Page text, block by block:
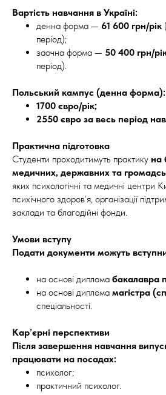
Вартість навчання в Україні:
денна форма — 61 600 грн/рік
період);
заочна форма — 50 400 грн/
період).
Польський кампус (денна форма):
1700 євро/рік;
2550 євро за весь період
Практична підготовка
Студенти проходитимуть практику на
медичних, державних та
яких психологічні та медичні центри
психічного здоров’я, організації
заклади та благодійні фонди.
Умови вступу
Подати документи можуть
на основі диплома бакалавра
на основі диплома магістра
спеціальності.
Кар’єрні перспективи
Після завершення навчання
працювати на посадах:
психолог;
практичний психолог.